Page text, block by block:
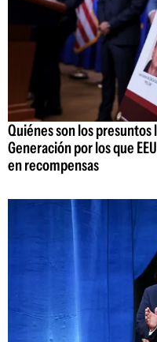
Quiénes son los
Generación por los que
en recompensas